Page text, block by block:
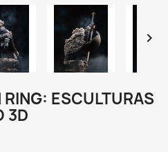

RING: ESCULTURAS
3D